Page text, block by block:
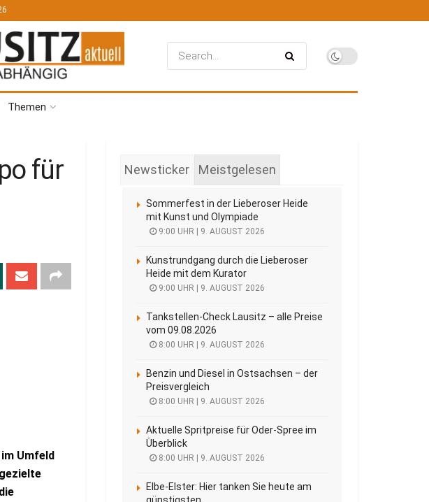
Themen
für
Umfeld
Newsticker Meistgelesen
Sommerfest in der Lieberoser Heide
mit Kunst und Olympiade
9:00 UHR | 9. AUGUST 2026
Kunstrundgang durch die Lieberoser
Heide mit dem Kurator
9:00 UHR | 9. AUGUST 2026
Tankstellen-Check Lausitz – alle Preise
vom 09.08.2026
8:00 UHR | 9. AUGUST 2026
Benzin und Diesel in Ostsachsen – der
Preisvergleich
8:00 UHR | 9. AUGUST 2026
Aktuelle Spritpreise für Oder-Spree im
Überblick
8:00 UHR | 9. AUGUST 2026
Elbe-Elster: Hier tanken Sie heute am